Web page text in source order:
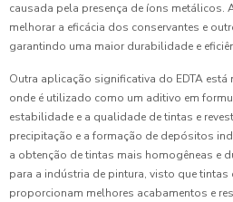
causada pela presença de íons metálicos.
melhorar a eficácia dos conservantes e
garantindo uma maior durabilidade e
Outra aplicação significativa do EDTA está
onde é utilizado como um aditivo em
estabilidade e a qualidade de tintas e
precipitação e a formação de depósitos
a obtenção de tintas mais homogêneas e
para a indústria de pintura, visto que
proporcionam melhores acabamentos e